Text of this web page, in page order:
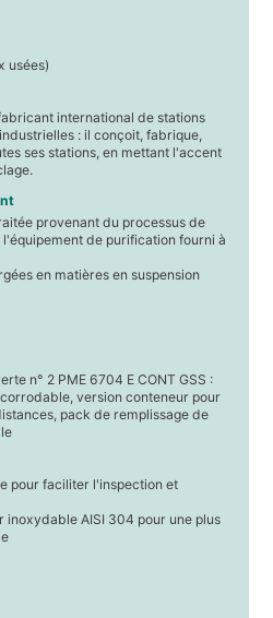
usées)
international de stations
: il conçoit, fabrique,
ses stations, en mettant l'accent
provenant du processus de
de purification fourni à
en matières en suspension
n° 2 PME 6704 E CONT GSS :
version conteneur pour
pack de remplissage de
pour faciliter l'inspection et
inoxydable AISI 304 pour une plus